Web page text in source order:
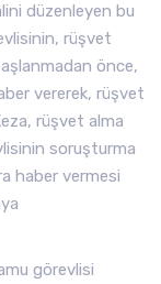
düzenleyen bu
rüşvet
önce,
vererek, rüşvet
rüşvet alma
soruşturma
haber vermesi
görevlisi